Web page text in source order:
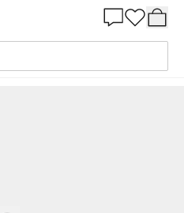
Beställ utifrån NCS 3040-G80Y